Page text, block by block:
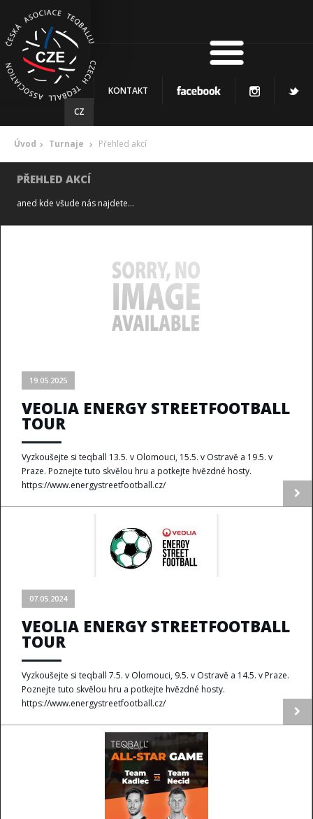
KONTAKT
CZ
Úvod Turnaje Přehled akcí
PŘEHLED AKCÍ
aned kde všude nás najdete...
19.05.2025
VEOLIA ENERGY STREETFOOTBALL
TOUR
Vyzkoušejte si teqball 13.5. v Olomouci, 15.5. v Ostravě a 19.5. v
Praze. Poznejte tuto skvělou hru a potkejte hvězdné hosty.
https://www.energystreetfootball.cz/
07.05.2024
VEOLIA ENERGY STREETFOOTBALL
TOUR
Vyzkoušejte si teqball 7.5. v Olomouci, 9.5. v Ostravě a 14.5. v Praze.
Poznejte tuto skvělou hru a potkejte hvězdné hosty.
https://www.energystreetfootball.cz/